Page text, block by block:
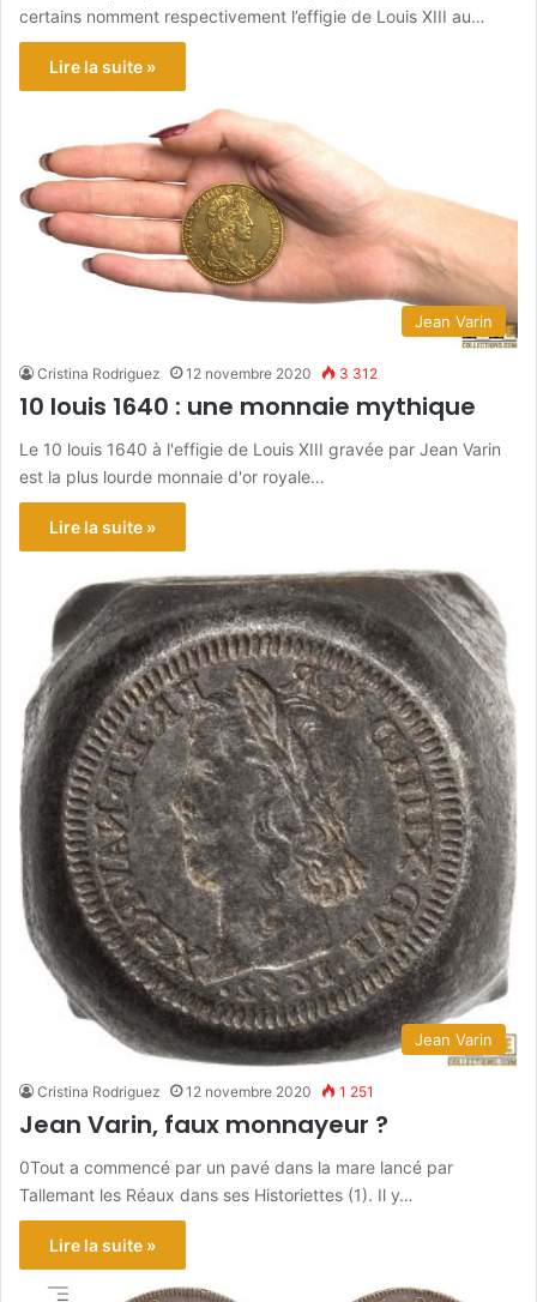
certains nomment respectivement l’effigie de Louis XIII au…
Lire la suite »
Jean Varin
Cristina Rodriguez 12 novembre 2020 3 312
10 louis 1640 : une monnaie mythique
Le 10 louis 1640 à l'effigie de Louis XIII gravée par Jean Varin
est la plus lourde monnaie d'or royale…
Lire la suite »
Jean Varin
Cristina Rodriguez 12 novembre 2020 1 251
Jean Varin, faux monnayeur ?
0Tout a commencé par un pavé dans la mare lancé par
Tallemant les Réaux dans ses Historiettes (1). Il y…
Lire la suite »